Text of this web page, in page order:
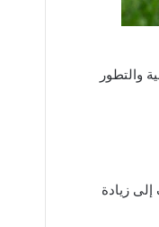
والتطور
زيادة